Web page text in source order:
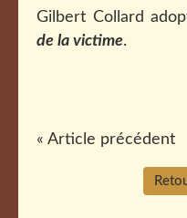
Gilbert Collard
de la victime.
« Article précédent